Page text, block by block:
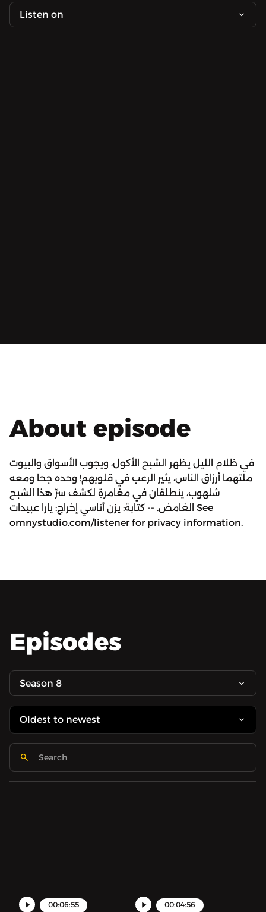
Listen on
About episode
في ظلام الليل يظهر الشبح الأكول، ويجوب الأسواق والبيوت
ملتهماً أرزاق الناس، يثير الرعب في قلوبهم! وحده جحا ومعه
شلهوب، ينطلقان في مغامرةٍ لكشف سرّ هذا الشبح
الغامض. -- كتابة: يزن أتاسي إخراج: يارا عبيدات See
omnystudio.com/listener for privacy information.
Episodes
Season 8
00:06:55 00:04:56